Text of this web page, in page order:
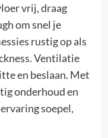
vrij, draag
om snel je
rustig op als
Ventilatie
en beslaan. Met
onderhoud en
soepel,